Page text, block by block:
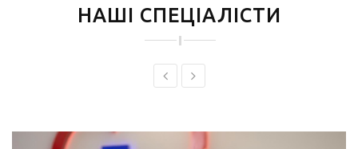
НАШІ СПЕЦІАЛІСТИ